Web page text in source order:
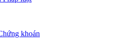
khoán